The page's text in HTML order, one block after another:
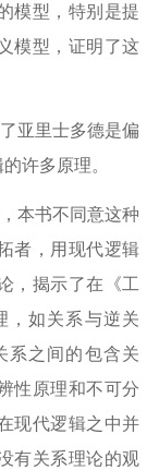
模型，特别是提
模型，证明了这
亚里士多德是偏
许多原理。
本书不同意这种
者，用现代逻辑
，揭示了在《工
，如关系与逆关
系之间的包含关
性原理和不可分
现代逻辑之中并
有关系理论的观